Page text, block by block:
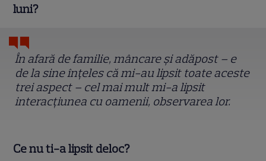
luni?
În afară de familie, mâncare și adăpost – e
de la sine înțeles că mi-au lipsit toate aceste
trei aspect – cel mai mult mi-a lipsit
interacțiunea cu oamenii, observarea lor.
Ce nu ti-a lipsit deloc?